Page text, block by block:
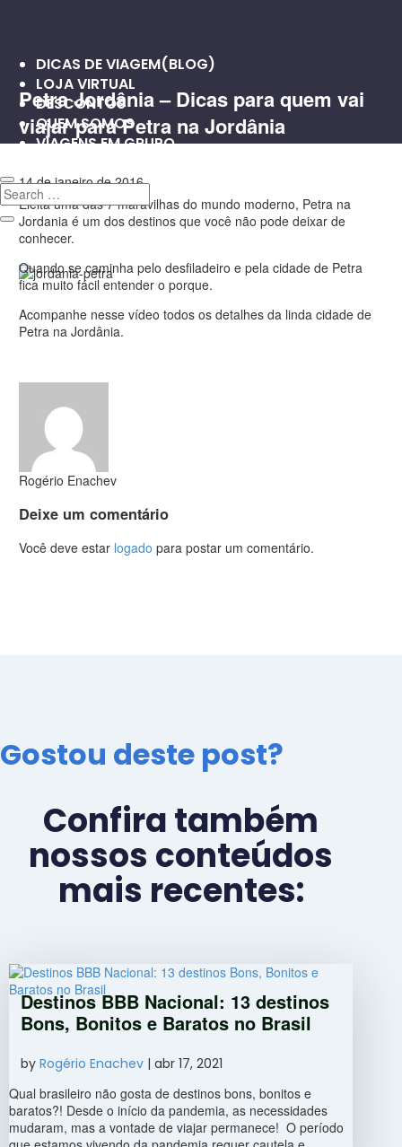
DICAS DE VIAGEM(BLOG)
LOJA VIRTUAL
DESCONTOS
QUEM SOMOS
VIAGENS EM GRUPO
Petra Jordânia – Dicas para quem vai
viajar para Petra na Jordânia
0 0
14 de janeiro de 2016
Eleita uma das 7 maravilhas do mundo moderno, Petra na
Jordania é um dos destinos que você não pode deixar de
conhecer.
Quando se caminha pelo desfiladeiro e pela cidade de Petra
fica muito fácil entender o porque.
Acompanhe nesse vídeo todos os detalhes da linda cidade de
Petra na Jordânia.
Rogério Enachev
Deixe um comentário
Você deve estar logado para postar um comentário.
Gostou deste post?
Confira também
nossos conteúdos
mais recentes:
Destinos BBB Nacional: 13 destinos
Bons, Bonitos e Baratos no Brasil
by Rogério Enachev | abr 17, 2021
Qual brasileiro não gosta de destinos bons, bonitos e
baratos?! Desde o início da pandemia, as necessidades
mudaram, mas a vontade de viajar permanece! O período